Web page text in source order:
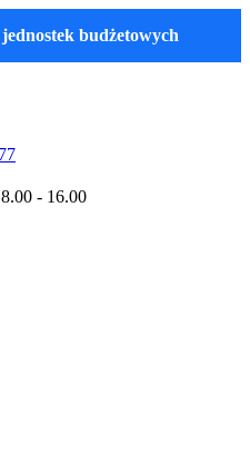
budżetowych
- 16.00